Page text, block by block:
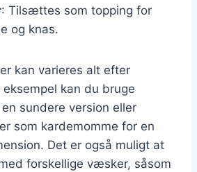
: Tilsættes som topping for
og knas.
kan varieres alt efter
kan du bruge
sundere version eller
som kardemomme for en
Det er også muligt at
forskellige væsker, såsom